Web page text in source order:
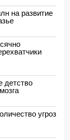
на развитие
детство
угроз